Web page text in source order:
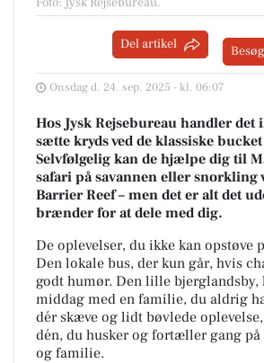
Del artikel
Onsdag d. 24. sep. 2025 - kl. 06:07
Hos Jysk Rejsebureau handler det
sætte kryds ved de klassiske
Selvfølgelig kan de hjælpe dig til
safari på savannen eller snorkling
Barrier Reef – men det er alt det
brænder for at dele med dig.
De oplevelser, du ikke kan opstøve
Den lokale bus, der kun går, hvis
godt humør. Den lille bjerglandsby,
middag med en familie, du aldrig
dér skæve og lidt bøvlede
dén, du husker og fortæller gang
og familie.